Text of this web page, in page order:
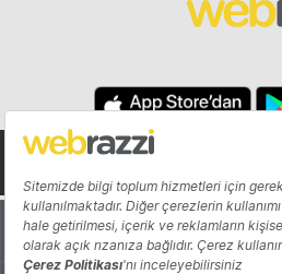
Hakkında